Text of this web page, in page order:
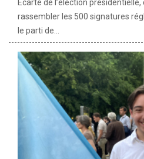
Ecarté de l’élection présidentielle,
rassembler les 500 signatures
le parti de...